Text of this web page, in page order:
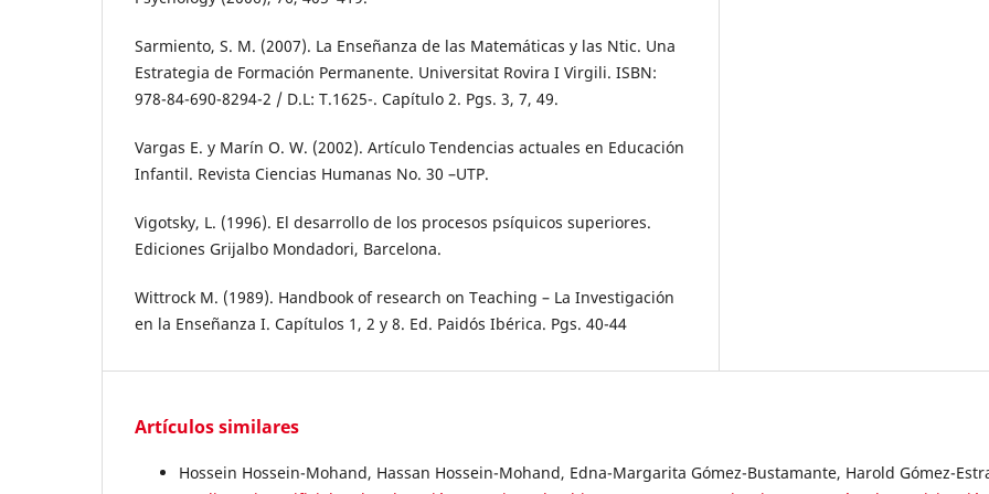
Sarmiento, S. M. (2007). La Enseñanza de las Matemáticas y las Ntic. Una
Estrategia de Formación Permanente. Universitat Rovira I Virgili. ISBN:
978-84-690-8294-2 / D.L: T.1625-. Capítulo 2. Pgs. 3, 7, 49.
Vargas E. y Marín O. W. (2002). Artículo Tendencias actuales en Educación
Infantil. Revista Ciencias Humanas No. 30 –UTP.
Vigotsky, L. (1996). El desarrollo de los procesos psíquicos superiores.
Ediciones Grijalbo Mondadori, Barcelona.
Wittrock M. (1989). Handbook of research on Teaching – La Investigación
en la Enseñanza I. Capítulos 1, 2 y 8. Ed. Paidós Ibérica. Pgs. 40-44
Artículos similares
Hossein Hossein-Mohand, Hassan Hossein-Mohand, Edna-Margarita Gómez-Bustamante, Harold Gómez-